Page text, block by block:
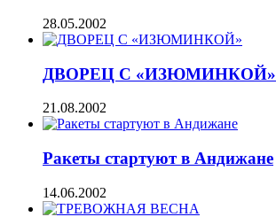
28.05.2002
ДВОРЕЦ С «ИЗЮМИНКОЙ»
21.08.2002
Ракеты стартуют в Андижане
14.06.2002